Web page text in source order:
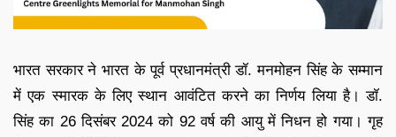
भारत सरकार ने भारत के पूर्व प्रधानमंत्री डॉ. मनमोहन सिंह के सम्मान
में एक स्मारक के लिए स्थान आवंटित करने का निर्णय लिया है। डॉ.
सिंह का 26 दिसंबर 2024 को 92 वर्ष की आयु में निधन हो गया। गृह